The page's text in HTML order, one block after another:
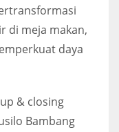
di meja makan,
daya
& closing
Bambang